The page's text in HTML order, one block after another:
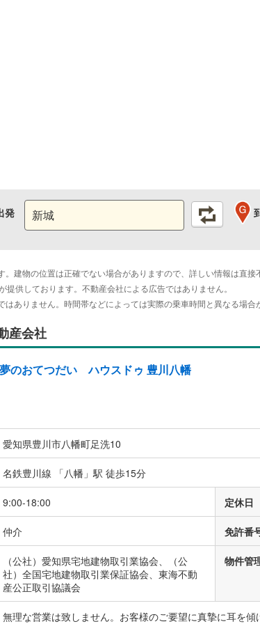
発
建物の位置は正確でない場合がありますので、詳しい情報は直接
提供しております。不動産会社による広告ではありません。
ありません。時間帯などによっては実際の乗車時間と異なる場合
産会社
のおてつだい ハウスドゥ 豊川八幡
愛知県豊川市八幡町足洗10
名鉄豊川線 「八幡」駅 徒歩15分
9:00-18:00 定休日
仲介 免許番
（公社）愛知県宅地建物取引業協会、（公
社）全国宅地建物取引業保証協会、東海不動
産公正取引協議会
物件管
無理な営業は致しません。お客様のご要望に真摯に耳を